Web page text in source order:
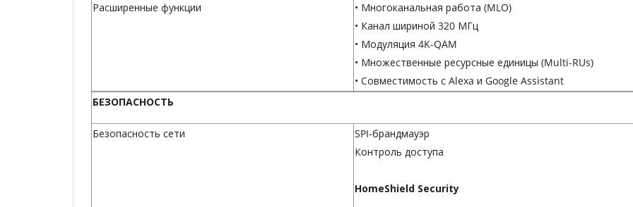
Расширенные функции
• Многоканальная работа (MLO)
• Канал шириной 320 МГц
• Модуляция 4K-QAM
• Множественные ресурсные единицы (Multi-RUs)
• Совместимость с Alexa и Google Assistant
БЕЗОПАСНОСТЬ
Безопасность сети
SPI-брандмауэр
Контроль доступа
HomeShield Security